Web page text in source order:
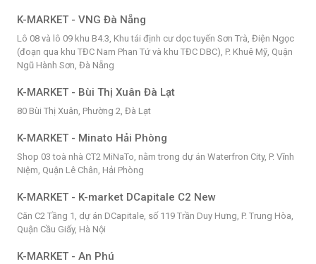
K-MARKET - VNG Đà Nẵng
Lô 08 và lô 09 khu B4.3, Khu tái định cư dọc tuyến Sơn Trà, Điện Ngọc
(đoạn qua khu TĐC Nam Phan Tứ và khu TĐC DBC), P. Khuê Mỹ, Quận
Ngũ Hành Sơn, Đà Nẵng
K-MARKET - Bùi Thị Xuân Đà Lạt
80 Bùi Thị Xuân, Phường 2, Đà Lạt
K-MARKET - Minato Hải Phòng
Shop 03 toà nhà CT2 MiNaTo, nằm trong dự án Waterfron City, P. Vĩnh
Niệm, Quận Lê Chân, Hải Phòng
K-MARKET - K-market DCapitale C2 New
Căn C2 Tầng 1, dự án DCapitale, số 119 Trần Duy Hưng, P. Trung Hòa,
Quận Cầu Giấy, Hà Nội
K-MARKET - An Phú